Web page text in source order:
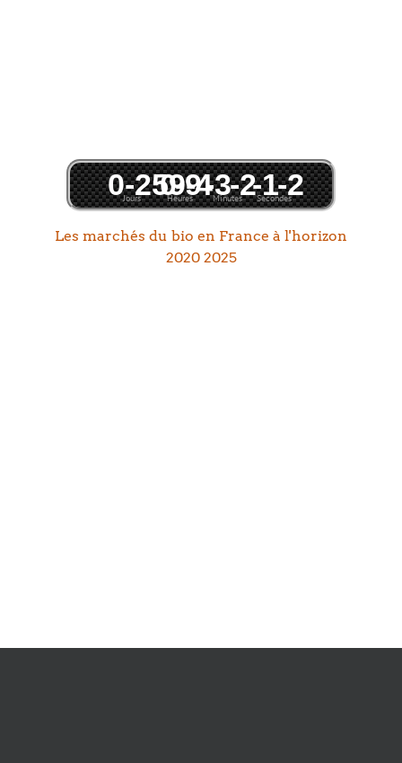
Jours
0-259-4
Heures
0-9 Minutes
-3-2Secondes
-1-2
Les marchés du bio en France à l'horizon
2020 2025